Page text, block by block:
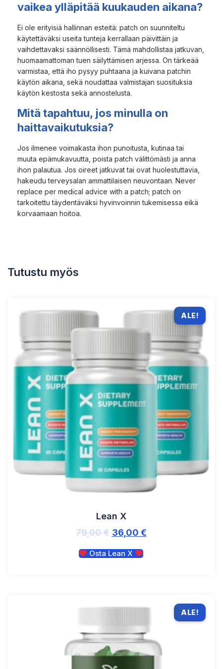
vaikea ylläpitää kuukauden aikana?
Ei ole erityisiä hallinnan esteitä: patch on suunniteltu
käytettäväksi useita tunteja kerrallaan päivittäin ja
vaihdettavaksi säännöllisesti. Tämä mahdollistaa jatkuvan,
huomaamattoman tuen säilyttämisen arjessa. On tärkeää
varmistaa, että iho pysyy puhtaana ja kuivana patchin
käytön aikana, sekä noudattaa valmistajan suosituksia
käytön kestosta sekä annostelusta.
Mitä tapahtuu, jos minulla on
haittavaikutuksia?
Jos ilmenee voimakasta ihon punoitusta, kutinaa tai
muuta epämukavuutta, poista patch välittömästi ja anna
ihon palautua. Jos oireet jatkuvat tai ovat huolestuttavia,
hakeudu terveysalan ammattilaisen neuvontaan. Never
replace per medical advice with a patch; patch on
tarkoitettu täydentäväksi hyvinvoinnin tukemisessa eikä
korvaamaan hoitoa.
Tutustu myös
ALE!
Lean X
79,00€ 36,00 €
Osta Lean X
ALE!